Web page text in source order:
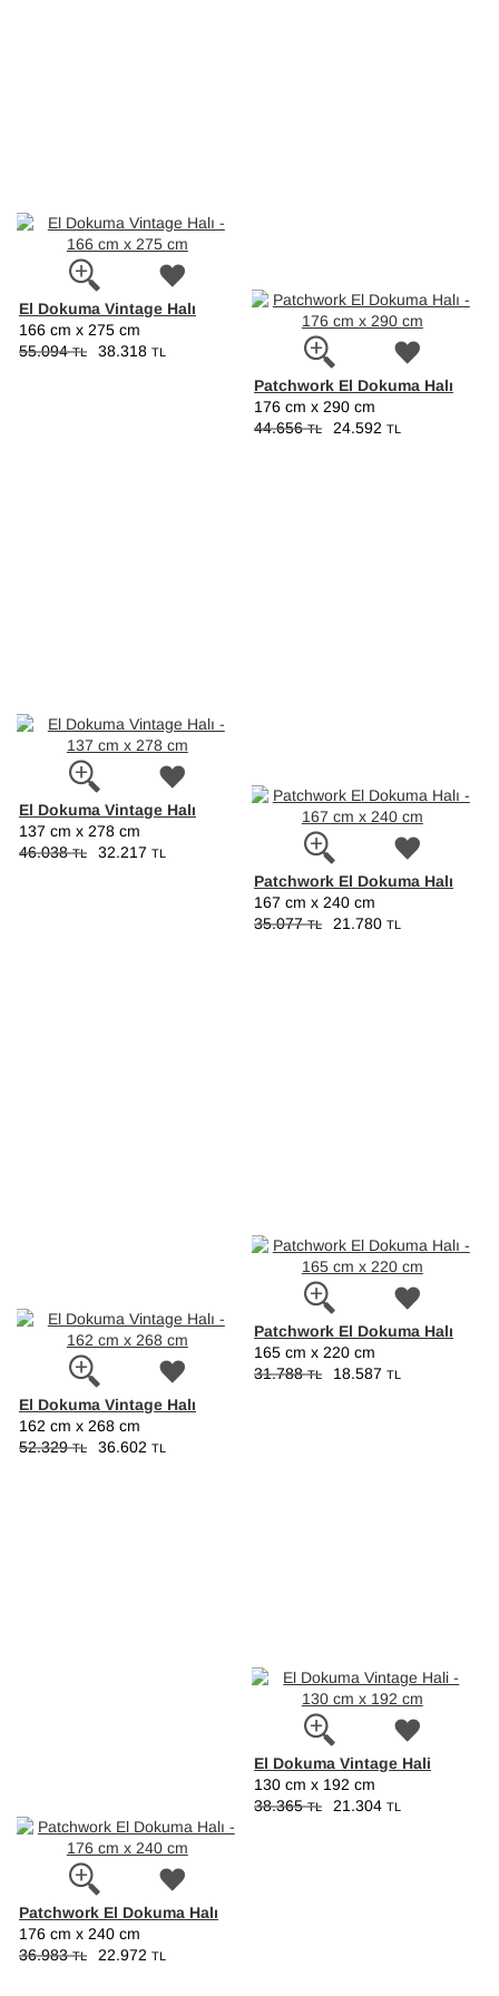
El Dokuma Vintage Halı
166 cm x 275 cm
55.094TL 38.318 TL
Patchwork El Dokuma Halı
176 cm x 290 cm
44.656TL 24.592 TL
El Dokuma Vintage Halı
137 cm x 278 cm
46.038TL 32.217 TL
Patchwork El Dokuma Halı
167 cm x 240 cm
35.077TL 21.780 TL
Patchwork El Dokuma Halı
165 cm x 220 cm
31.788TL 18.587 TL
El Dokuma Vintage Halı
162 cm x 268 cm
52.329TL 36.602 TL
El Dokuma Vintage Hali
130 cm x 192 cm
38.365TL 21.304 TL
Patchwork El Dokuma Halı
176 cm x 240 cm
36.983TL 22.972 TL